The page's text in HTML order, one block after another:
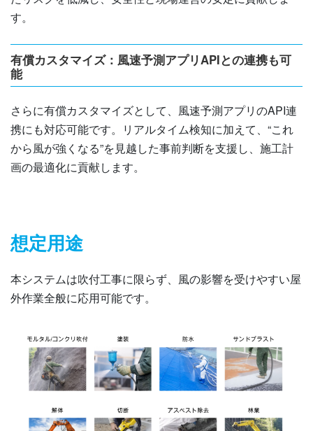
す。
有償カスタマイズ：風速予測アプリAPIとの連携も可
能
さらに有償カスタマイズとして、風速予測アプリのAPI連
携にも対応可能です。リアルタイム検知に加えて、“これ
から風が強くなる”を見越した事前判断を支援し、施工計
画の最適化に貢献します。
想定用途
本システムは吹付工事に限らず、風の影響を受けやすい屋
外作業全般に応用可能です。